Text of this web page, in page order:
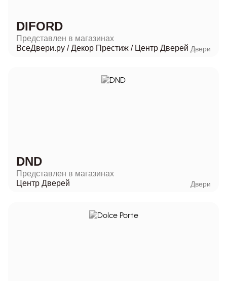
DIFORD
Представлен в магазинах
ВсеДвери.ру /Декор Престиж / Центр Дверей Двери
DND
Представлен в магазинах
Центр Дверей
Двери